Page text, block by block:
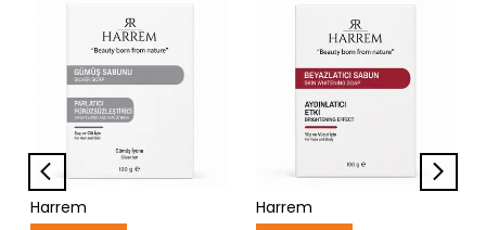
Harrem
Harrem